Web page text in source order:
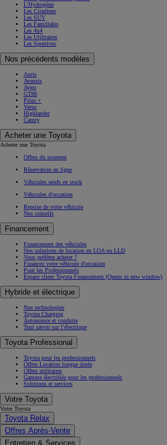
L'Hydrogène
Les Citadines
Les SUV
Les Familiales
Les 4x4
Les Utilitaires
Les Sportives
Nos précédents modèles
Auris
Avensis
Aygo
GT86
Prius +
Verso
Highlander
Camry
Acheter une Toyota
Acheter une Toyota
Offres du moment
Réservation en ligne
Véhicules neufs en stock
Véhicules d'occasion
Reprise de votre véhicule
Nos conseils
Financement
Financement des véhicules
Nos solutions de location en LOA ou LLD
Vous préférez acheter ?
Financez votre véhicule d'occasion
Pour les Professionnels
Espace client Toyota Financement (Opens in new window)
Hybride et électrique
Nos technologies
Toyota Charging
Autonomie et conduite
Tout savoir sur l’électrique
Toyota Professional
Toyota pour les professionnels
Offres Location longue durée
Offres utilitaires
Gamme électrifiée pour les professionnels
Solutions et services
Votre Toyota
Votre Toyota
Toyota Relax
Offres Après-Vente
Entretien & Services